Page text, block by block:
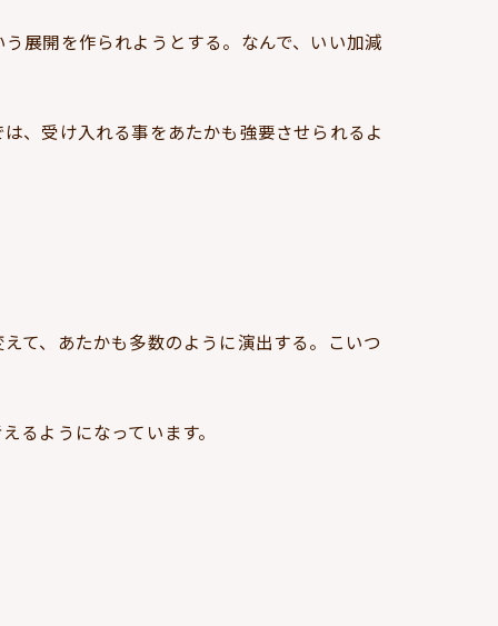
展開を作られようとする。なんで、いい加減
、受け入れる事をあたかも強要させられるよ
て、あたかも多数のように演出する。こいつ
るようになっています。